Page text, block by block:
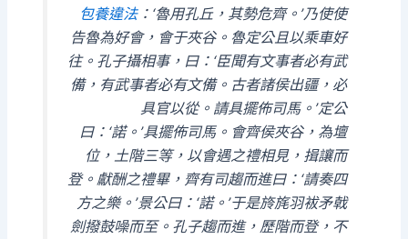
包養違法：‘魯用孔丘，其勢危齊。’乃使使
告魯為好會，會于夾谷。魯定公且以乘車好
往。孔子攝相事，曰：‘臣聞有文事者必有武
備，有武事者必有文備。古者諸侯出疆，必
具官以從。請具擺佈司馬。’定公
曰：‘諾。’具擺佈司馬。會齊侯夾谷，為壇
位，土階三等，以會遇之禮相見，揖讓而
登。獻酬之禮畢，齊有司趨而進曰：‘請奏四
方之樂。’景公曰：‘諾。’于是旍旄羽袚矛戟
劍撥鼓噪而至。孔子趨而進，歷階而登，不